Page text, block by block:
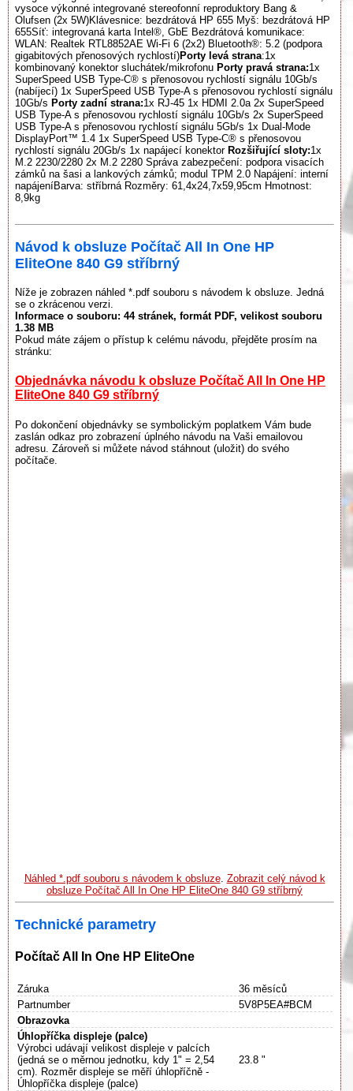
vysoce výkonné integrované stereofonní reproduktory Bang &
Olufsen (2x 5W)Klávesnice: bezdrátová HP 655 Myš: bezdrátová HP
655Síť: integrovaná karta Intel®, GbE Bezdrátová komunikace:
WLAN: Realtek RTL8852AE Wi-Fi 6 (2x2) Bluetooth®: 5.2 (podpora
gigabitových přenosových rychlostí)Porty levá strana:1x
kombinovaný konektor sluchátek/mikrofonu Porty pravá strana:1x
SuperSpeed USB Type-C® s přenosovou rychlostí signálu 10Gb/s
(nabíjecí) 1x SuperSpeed USB Type-A s přenosovou rychlostí signálu
10Gb/s Porty zadní strana:1x RJ-45 1x HDMI 2.0a 2x SuperSpeed
USB Type-A s přenosovou rychlostí signálu 10Gb/s 2x SuperSpeed
USB Type-A s přenosovou rychlostí signálu 5Gb/s 1x Dual-Mode
DisplayPort™ 1.4 1x SuperSpeed USB Type-C® s přenosovou
rychlostí signálu 20Gb/s 1x napájecí konektor Rozšiřující sloty:1x
M.2 2230/2280 2x M.2 2280 Správa zabezpečení: podpora visacích
zámků na šasi a lankových zámků; modul TPM 2.0 Napájení: interní
napájeníBarva: stříbrná Rozměry: 61,4x24,7x59,95cm Hmotnost:
8,9kg
Návod k obsluze Počítač All In One HP
EliteOne 840 G9 stříbrný
Níže je zobrazen náhled *.pdf souboru s návodem k obsluze. Jedná
se o zkrácenou verzi.
Informace o souboru: 44 stránek, formát PDF, velikost souboru
1.38 MB
Pokud máte zájem o přístup k celému návodu, přejděte prosím na
stránku:
Objednávka návodu k obsluze Počítač All In One HP
EliteOne 840 G9 stříbrný
Po dokončení objednávky se symbolickým poplatkem Vám bude
zaslán odkaz pro zobrazení úplného návodu na Vaši emailovou
adresu. Zároveň si můžete návod stáhnout (uložit) do svého
počítače.
Náhled *.pdf souboru s návodem k obsluze. Zobrazit celý návod k
obsluze Počítač All In One HP EliteOne 840 G9 stříbrný
Technické parametry
Počítač All In One HP EliteOne
Záruka
36 měsíců
Partnumber
5V8P5EA#BCM
Obrazovka
Úhlopříčka displeje (palce)
Výrobci udávají velikost displeje v palcích
(jedná se o měrnou jednotku, kdy 1" = 2,54
cm). Rozměr displeje se měří úhlopříčně -
Úhlopříčka displeje (palce)
23.8 "